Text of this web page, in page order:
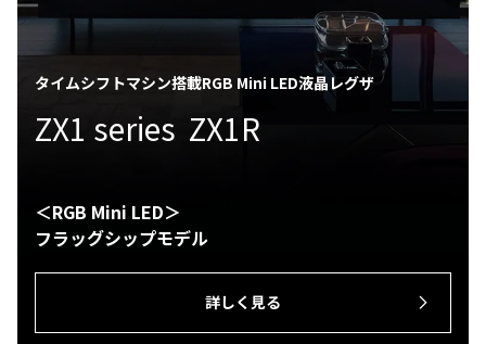
タイムシフトマシン搭載RGB Mini LED液晶レグザ
ZX1 series ZX1R
＜RGB Mini LED＞
フラッグシップモデル
詳しく見る